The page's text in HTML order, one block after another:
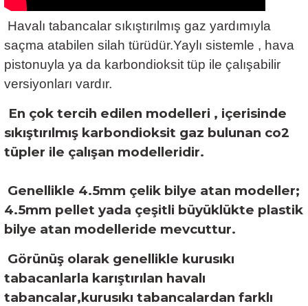
Havalı tabancalar sıkıştırılmış gaz yardımıyla
saçma atabilen silah türüdür.Yaylı sistemle , hava
pistonuyla ya da karbondioksit tüp ile çalışabilir
versiyonları vardır.
En çok tercih edilen modelleri , içerisinde
sıkıştırılmış karbondioksit gaz bulunan co2
tüpler ile çalışan modelleridir.
Genellikle 4.5mm çelik bilye atan modeller;
4.5mm pellet yada çeşitli büyüklükte plastik
bilye atan modelleride mevcuttur.
Görünüş olarak genellikle kurusıkı
tabacanlarla karıştırılan havalı
tabancalar,kurusıkı tabancalardan farklı